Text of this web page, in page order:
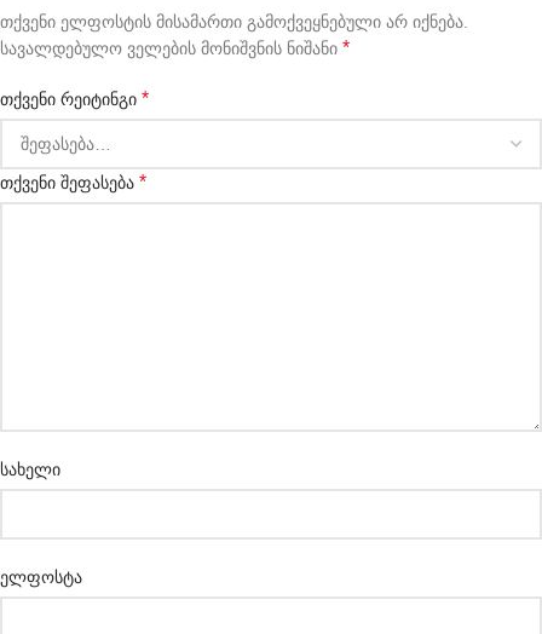
თქვენი ელფოსტის მისამართი გამოქვეყნებული არ იქნება.
სავალდებულო ველების მონიშვნის ნიშანი *
თქვენი რეიტინგი *
თქვენი შეფასება *
სახელი
ელფოსტა